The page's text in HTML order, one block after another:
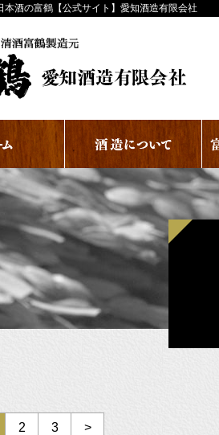
本酒の富鶴【公式サイト】愛知酒造有限会社
2 3 >